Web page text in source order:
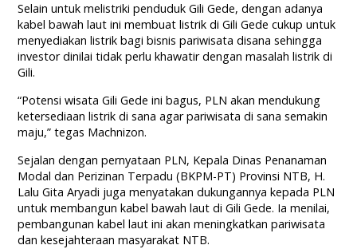
Selain untuk melistriki penduduk Gili Gede, dengan adanya
kabel bawah laut ini membuat listrik di Gili Gede cukup untuk
menyediakan listrik bagi bisnis pariwisata disana sehingga
investor dinilai tidak perlu khawatir dengan masalah listrik di
Gili.
“Potensi wisata Gili Gede ini bagus, PLN akan mendukung
ketersediaan listrik di sana agar pariwisata di sana semakin
maju,” tegas Machnizon.
Sejalan dengan pernyataan PLN, Kepala Dinas Penanaman
Modal dan Perizinan Terpadu (BKPM-PT) Provinsi NTB, H.
Lalu Gita Aryadi juga menyatakan dukungannya kepada PLN
untuk membangun kabel bawah laut di Gili Gede. Ia menilai,
pembangunan kabel laut ini akan meningkatkan pariwisata
dan kesejahteraan masyarakat NTB.